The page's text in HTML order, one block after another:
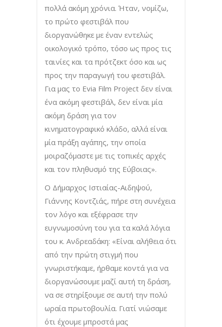
πολλά ακόμη χρόνια. Ήταν, νομίζω,
το πρώτο φεστιβάλ που
διοργανώθηκε με έναν εντελώς
οικολογικό τρόπο, τόσο ως προς τις
ταινίες και τα πρότζεκτ όσο και ως
προς την παραγωγή του φεστιβάλ.
Για μας το Evia Film Project δεν είναι
ένα ακόμη φεστιβάλ, δεν είναι μία
ακόμη δράση για τον
κινηματογραφικό κλάδο, αλλά είναι
μία πράξη αγάπης, την οποία
μοιραζόμαστε με τις τοπικές αρχές
και τον πληθυσμό της Εύβοιας».
Ο Δήμαρχος Ιστιαίας-Αιδηψού,
Γιάννης Κοντζιάς, πήρε στη συνέχεια
τον λόγο και εξέφρασε την
ευγνωμοσύνη του για τα καλά λόγια
του κ. Ανδρεαδάκη: «Είναι αλήθεια ότι
από την πρώτη στιγμή που
γνωριστήκαμε, ήρθαμε κοντά για να
διοργανώσουμε μαζί αυτή τη δράση,
να σε στηρίξουμε σε αυτή την πολύ
ωραία πρωτοβουλία. Γιατί νιώσαμε
ότι έχουμε μπροστά μας